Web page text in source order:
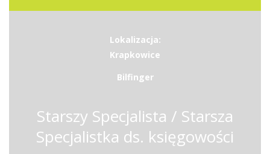
Lokalizacja:
Krapkowice
Bilfinger
Starszy Specjalista / Starsza
Specjalistka ds. księgowości